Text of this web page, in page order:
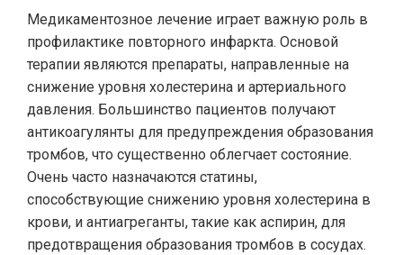
Медикаментозное лечение играет важную роль в
профилактике повторного инфаркта. Основой
терапии являются препараты, направленные на
снижение уровня холестерина и артериального
давления. Большинство пациентов получают
антикоагулянты для предупреждения образования
тромбов, что существенно облегчает состояние.
Очень часто назначаются статины,
способствующие снижению уровня холестерина в
крови, и антиагреганты, такие как аспирин, для
предотвращения образования тромбов в сосудах.